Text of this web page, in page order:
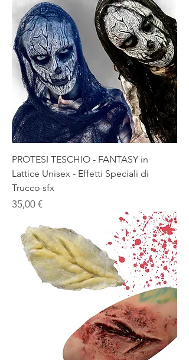
PROTESI TESCHIO - FANTASY in
Lattice Unisex - Effetti Speciali di
Trucco sfx
Prezzo
35,00 €